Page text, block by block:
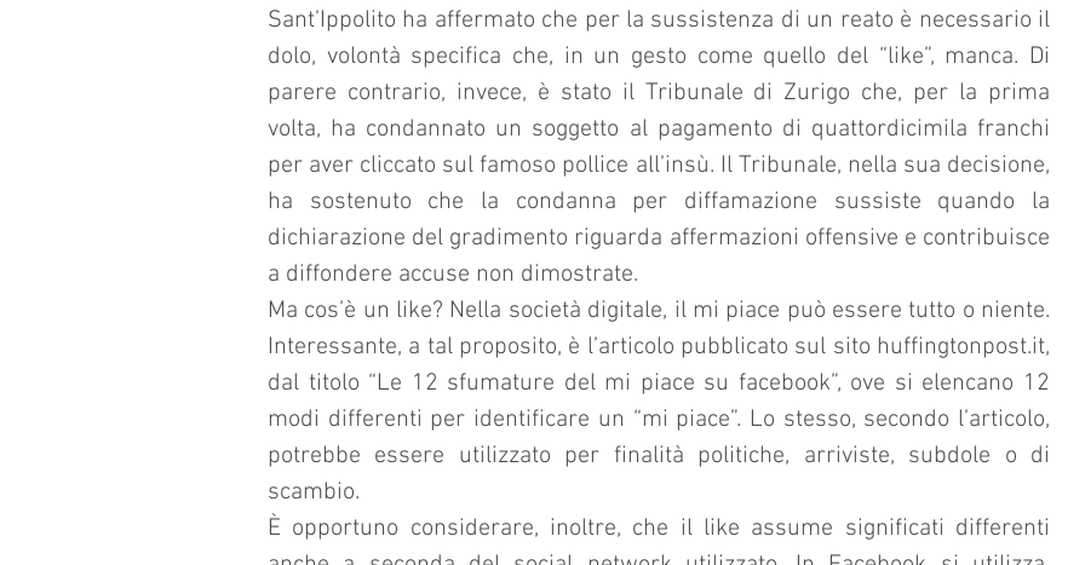
Sant’Ippolito ha affermato che per la sussistenza di un reato è necessario il
dolo, volontà specifica che, in un gesto come quello del “like”, manca. Di
parere contrario, invece, è stato il Tribunale di Zurigo che, per la prima
volta, ha condannato un soggetto al pagamento di quattordicimila franchi
per aver cliccato sul famoso pollice all’insù. Il Tribunale, nella sua decisione,
ha sostenuto che la condanna per diffamazione sussiste quando la
dichiarazione del gradimento riguarda affermazioni offensive e contribuisce
a diffondere accuse non dimostrate.
Ma cos’è un like? Nella società digitale, il mi piace può essere tutto o niente.
Interessante, a tal proposito, è l’articolo pubblicato sul sito huffingtonpost.it,
dal titolo “Le 12 sfumature del mi piace su facebook”, ove si elencano 12
modi differenti per identificare un “mi piace”. Lo stesso, secondo l’articolo,
potrebbe essere utilizzato per finalità politiche, arriviste, subdole o di
scambio.
È opportuno considerare, inoltre, che il like assume significati differenti